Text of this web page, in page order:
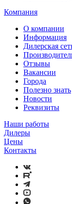
Компания
О компании
Информация
Дилерская
Отзывы
Вакансии
Города
Полезно знать
Новости
Реквизиты
Наши работы
Дилеры
Цены
Контакты